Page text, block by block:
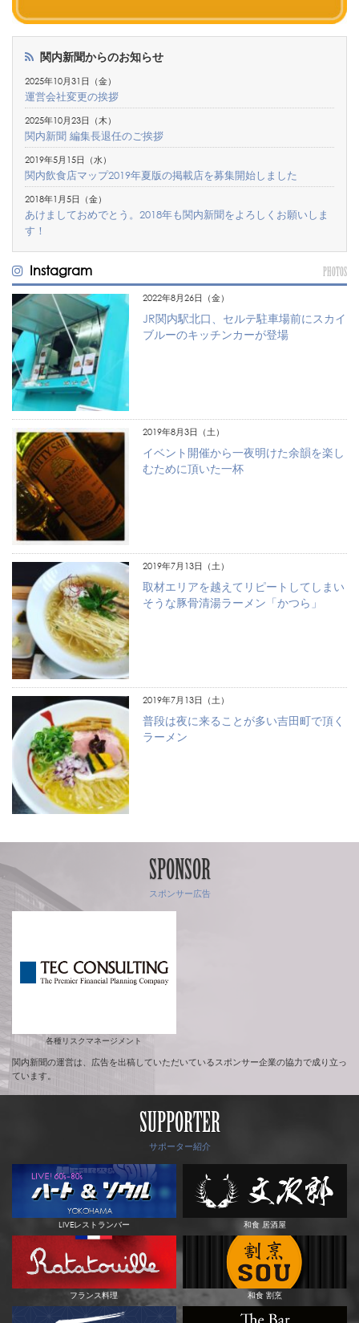
関内新聞からのお知らせ
2025年10月31日（金）
運営会社変更の挨拶
2025年10月23日（木）
関内新聞 編集長退任のご挨拶
2019年5月15日（水）
関内飲食店マップ2019年夏版の掲載店を募集開始しました
2018年1月5日（金）
あけましておめでとう。2018年も関内新聞をよろしくお願いしま
す！
Instagram PHOTOS
2022年8月26日（金）
JR関内駅北口、セルテ駐車場前にスカイ
ブルーのキッチンカーが登場
2019年8月3日（土）
イベント開催から一夜明けた余韻を楽し
むために頂いた一杯
2019年7月13日（土）
取材エリアを越えてリピートしてしまい
そうな豚骨清湯ラーメン「かつら」
2019年7月13日（土）
普段は夜に来ることが多い吉田町で頂く
ラーメン
SPONSOR
スポンサー広告
各種リスクマネージメント
関内新聞の運営は、広告を出稿していただいているスポンサー企業の協力で成り立っ
ています。
SUPPORTER
サポーター紹介
LIVEレストランバー 和食 居酒屋
フランス料理 和食 割烹